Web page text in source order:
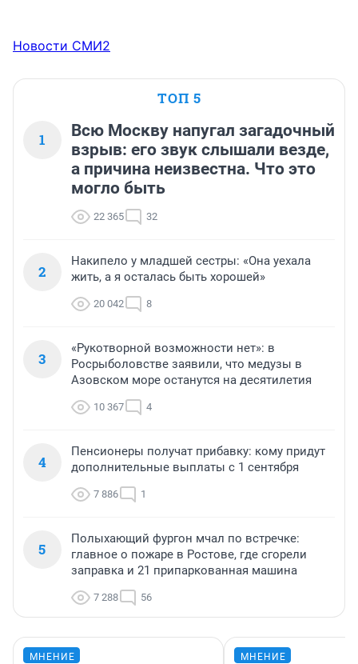
Новости СМИ2
ТОП 5
1
Всю Москву напугал загадочный
взрыв: его звук слышали везде,
а причина неизвестна. Что это
могло быть
22 365 32
2
Накипело у младшей сестры: «Она уехала
жить, а я осталась быть хорошей»
20 042 8
3
«Рукотворной возможности нет»: в
Росрыболовстве заявили, что медузы в
Азовском море останутся на десятилетия
10 367 4
4
Пенсионеры получат прибавку: кому придут
дополнительные выплаты с 1 сентября
7 886 1
5
Полыхающий фургон мчал по встречке:
главное о пожаре в Ростове, где сгорели
заправка и 21 припаркованная машина
7 288 56
МНЕНИЕ МНЕНИЕ